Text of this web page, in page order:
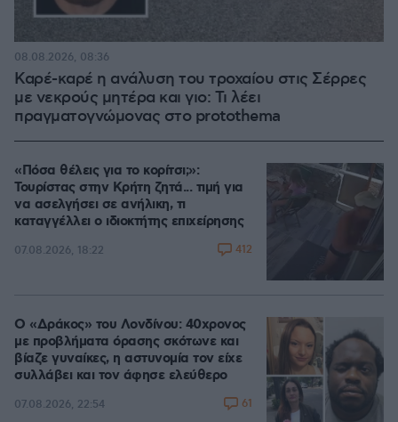
Καρέ-καρέ η ανάλυση του τροχαίου στις Σέρρες
με νεκρούς μητέρα και γιο: Τι λέει
πραγματογνώμονας στο protothema
08.08.2026, 08:36
«Πόσα θέλεις για το κορίτσι;»:
Τουρίστας στην Κρήτη ζητά... τιμή για
να ασελγήσει σε ανήλικη, τι
καταγγέλλει ο ιδιοκτήτης επιχείρησης
07.08.2026, 18:22 412
Ο «Δράκος» του Λονδίνου: 40χρονος
με προβλήματα όρασης σκότωνε και
βίαζε γυναίκες, η αστυνομία τον είχε
συλλάβει και τον άφησε ελεύθερο
07.08.2026, 22:54 61